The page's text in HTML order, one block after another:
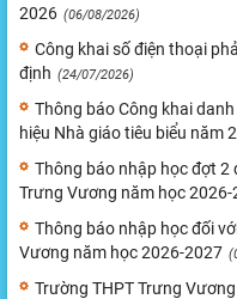
2026 (06/08/2026)
Công khai số điện thoại
định (24/07/2026)
Thông báo Công khai
hiệu Nhà giáo tiêu biểu năm
Thông báo nhập học đợt 2
Trưng Vương năm học 2026-
Thông báo nhập học đối
Vương năm học 2026-2027
Trường THPT Trưng